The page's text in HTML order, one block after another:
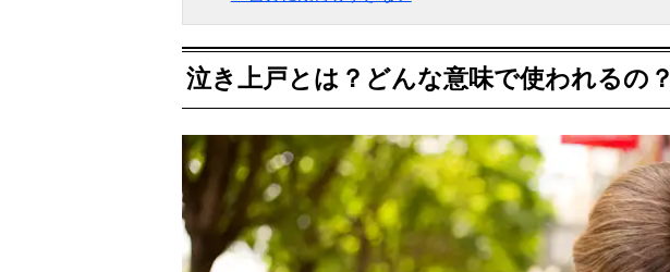
泣き上戸とは？どんな意味で使われるの？